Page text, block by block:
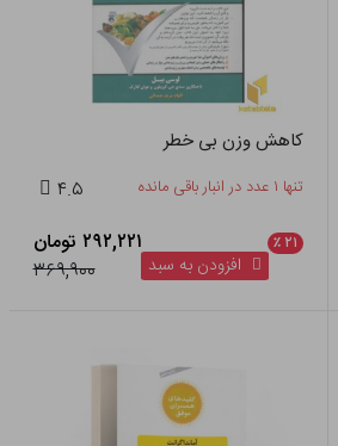
کاهش وزن بی خطر
تنها ۱ عدد در انبار باقی مانده ۴.۵
۲۱ ٪
۲۹۲,۲۲۱ تومان
۳۶۹,۹۰۰
افزودن به سبد